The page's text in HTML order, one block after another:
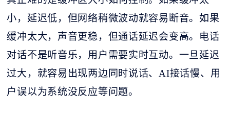
小，延迟低，但网络稍微波动就容易断音。如果
缓冲太大，声音更稳，但通话延迟会变高。电话
对话不是听音乐，用户需要实时互动。一旦延迟
过大，就容易出现两边同时说话、 AI接话慢、用
户误以为系统没反应等问题。